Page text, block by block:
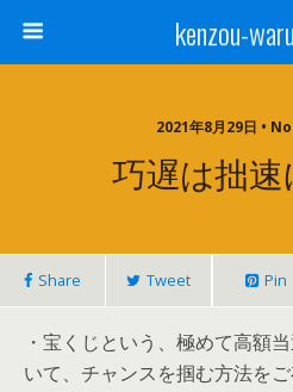
kenzou-
2021年8月29日 •
巧遅は拙
Share Tweet Pin
・宝くじという、極めて高額
いて、チャンスを掴む方法をご